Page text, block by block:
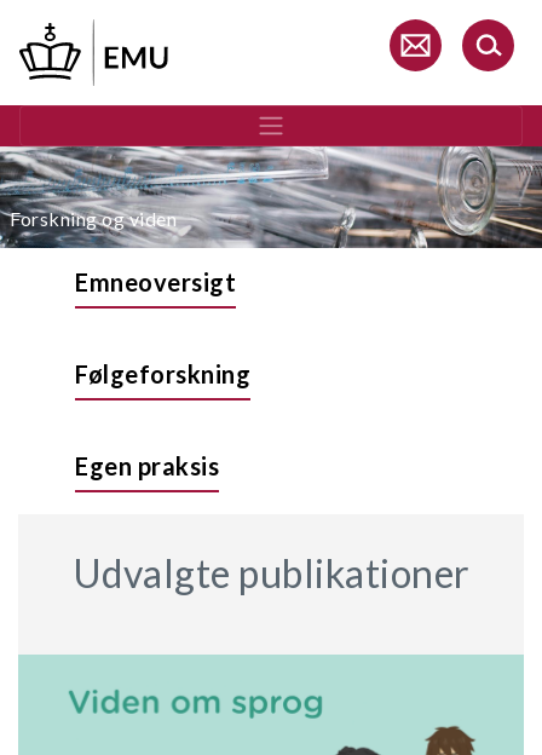
hovedindhold
Forskning og viden
Emneoversigt
Følgeforskning
Egen praksis
Udvalgte publikationer